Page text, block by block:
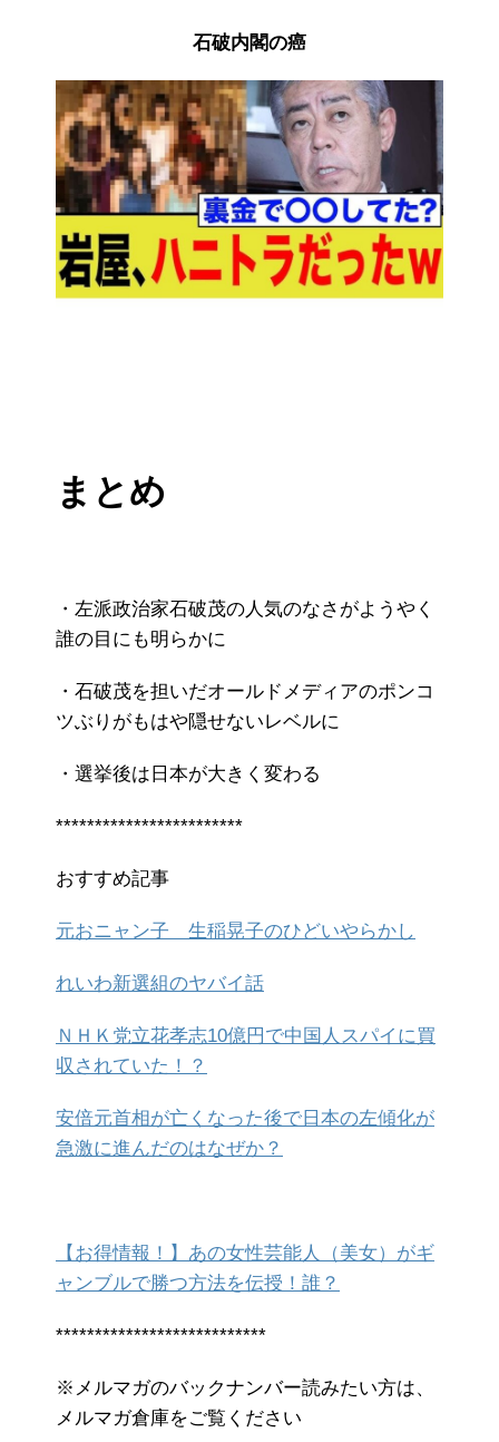
石破内閣の癌
まとめ
・左派政治家石破茂の人気のなさがようやく
誰の目にも明らかに
・石破茂を担いだオールドメディアのポンコ
ツぶりがもはや隠せないレベルに
・選挙後は日本が大きく変わる
************************
おすすめ記事
元おニャン子 生稲晃子のひどいやらかし
れいわ新選組のヤバイ話
ＮＨＫ党立花孝志10億円で中国人スパイに買
収されていた！？
安倍元首相が亡くなった後で日本の左傾化が
急激に進んだのはなぜか？
【お得情報！】あの女性芸能人（美女）がギ
ャンブルで勝つ方法を伝授！誰？
***************************
※メルマガのバックナンバー読みたい方は、
メルマガ倉庫をご覧ください